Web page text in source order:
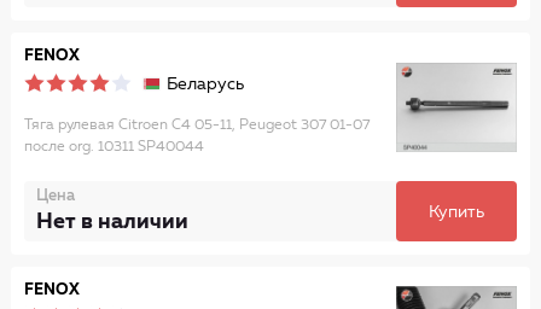
FENOX
Беларусь
Тяга рулевая Citroen C4 05-11, Peugeot 307 01-07
после org. 10311 SP40044
Цена
Нет в наличии Купить
FENOX